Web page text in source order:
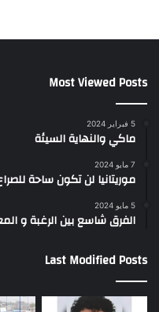
Most Viewed Posts
5 فبراير 2024
ماكي والنهاية السيئة
7 مايو 2024
موريتانيا لن تكون ساحة
5 مايو 2024
الفرق شاسع بين الرغبة و
Last Modified Posts